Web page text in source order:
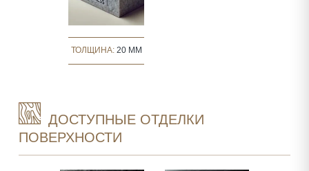
ТОЛЩИНА: 20 MM
ДОСТУПНЫЕ ОТДЕЛКИ
ПОВЕРХНОСТИ